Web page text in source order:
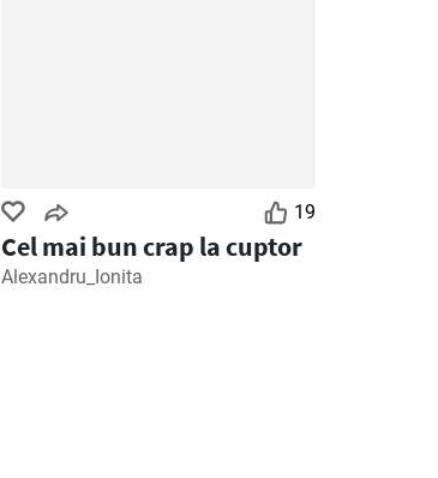
19
Cel mai bun crap la cuptor
Alexandru_Ionita